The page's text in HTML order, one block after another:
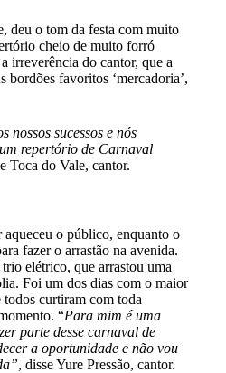
deu o tom da festa com muito
cheio de muito forró
irreverência do cantor, que a
bordões favoritos ‘mercadoria’,
nossos sucessos e nós
repertório de Carnaval
Toca do Vale, cantor.
o público, enquanto o
fazer o arrastão na avenida.
elétrico, que arrastou uma
Foi um dos dias com o maior
curtiram com toda
“Para mim é uma
parte desse carnaval de
a oportunidade e não vou
, disse Yure Pressão, cantor.